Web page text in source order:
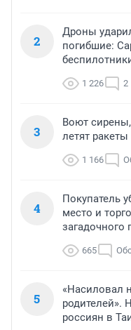
2
Дроны
погибшие:
1 226 2
3
Воют
летят ракеты
1 166
4
Покупатель
место и
загадочного
665
5
«Насиловал
родителей».
россиян в